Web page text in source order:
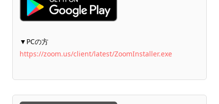
▼PCの方
https://zoom.us/client/latest/ZoomInstaller.exe